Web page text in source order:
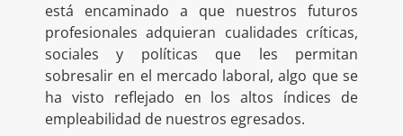
está encaminado a que nuestros futuros
profesionales adquieran cualidades críticas,
sociales y políticas que les permitan
sobresalir en el mercado laboral, algo que se
ha visto reflejado en los altos índices de
empleabilidad de nuestros egresados.